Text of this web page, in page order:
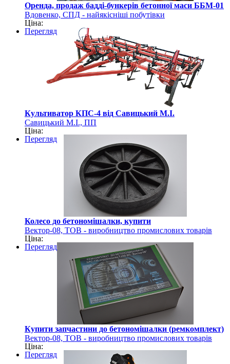
Оренда, продаж бадді-бункерів бетонної маси ББМ-01
Вдовенко, СПД - найякісніші побутівки
Ціна:
Перегляд
Культиватор КПС-4 від Савицький М.І.
Савицький М.І., ПП
Ціна:
Перегляд
Колесо до бетономішалки, купити
Вектор-08, ТОВ - виробництво промислових товарів
Ціна:
Перегляд
Купити запчастини до бетономішалки (ремкомплект)
Вектор-08, ТОВ - виробництво промислових товарів
Ціна:
Перегляд